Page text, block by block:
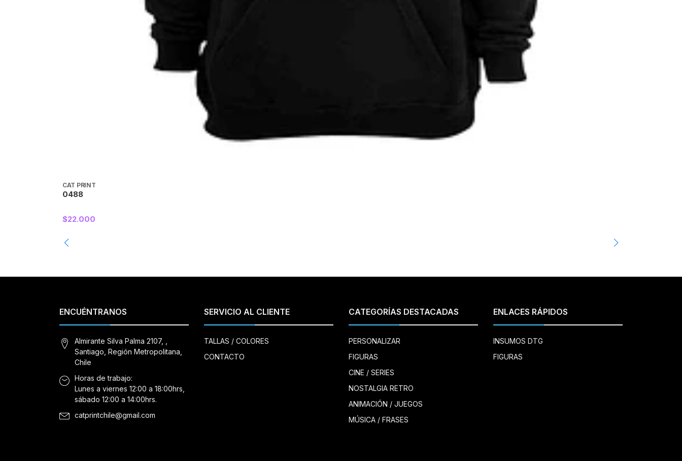
CAT PRINT
0488
$22.000
ENCUÉNTRANOS
Almirante Silva Palma 2107, ,
Santiago, Región Metropolitana,
Chile
Horas de trabajo:
Lunes a viernes 12:00 a 18:00hrs,
sábado 12:00 a 14:00hrs.
catprintchile@gmail.com
SERVICIO AL CLIENTE
TALLAS / COLORES
CONTACTO
CATEGORÍAS DESTACADAS
PERSONALIZAR
FIGURAS
CINE / SERIES
NOSTALGIA RETRO
ANIMACIÓN / JUEGOS
MÚSICA / FRASES
ENLACES RÁPIDOS
INSUMOS DTG
FIGURAS